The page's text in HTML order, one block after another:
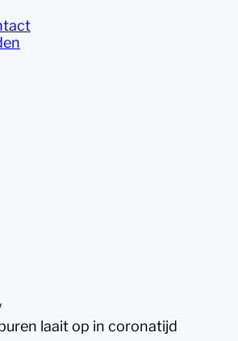
laait op in coronatijd